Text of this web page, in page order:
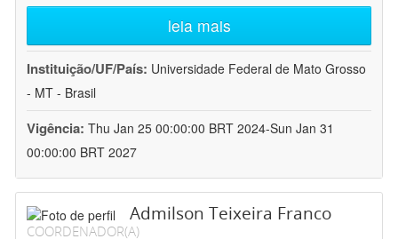
leia mais
Instituição/UF/País: Universidade Federal de Mato Grosso
- MT - Brasil
Vigência: Thu Jan 25 00:00:00 BRT 2024-Sun Jan 31
00:00:00 BRT 2027
Admilson Teixeira Franco
COORDENADOR(A)